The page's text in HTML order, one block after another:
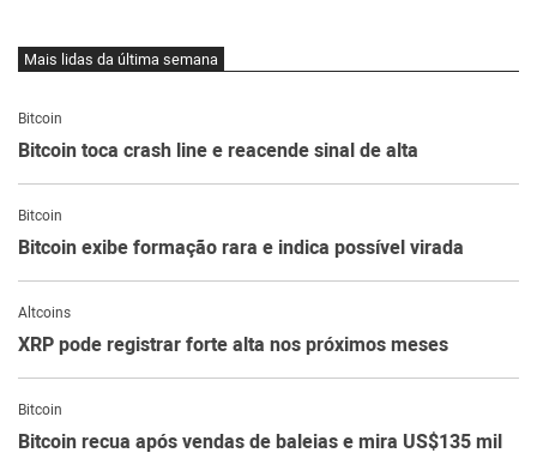
Mais lidas da última semana
Bitcoin
Bitcoin toca crash line e reacende sinal de alta
Bitcoin
Bitcoin exibe formação rara e indica possível virada
Altcoins
XRP pode registrar forte alta nos próximos meses
Bitcoin
Bitcoin recua após vendas de baleias e mira US$135 mil